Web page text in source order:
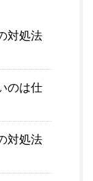
対処法
のは仕
対処法